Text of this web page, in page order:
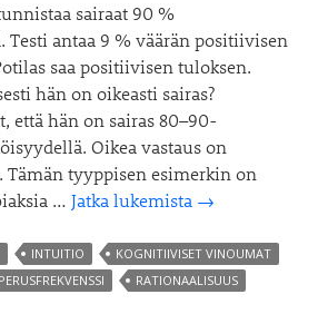
sairaat 90 %
Testi antaa 9 % väärän positiivisen
saa positiivisen tuloksen.
hän on oikeasti sairas?
että hän on sairas 80–90-
Oikea vastaus on
tyyppisen esimerkin on
…Jatka lukemista Ovatko
irrationaalisia
vai
→
INTUITIO
KOGNITIIVISET VINOUMAT
PERUSFREKVENSSI
RATIONAALISUUS